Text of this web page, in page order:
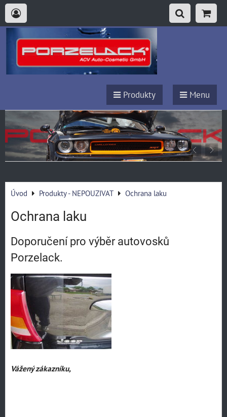
Produkty Menu
Úvod Produkty - NEPOUZIVAT Ochrana laku
Ochrana laku
Doporučení pro výběr autovosků
Porzelack.
Vážený zákazníku,